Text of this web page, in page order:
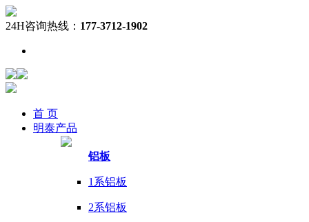
24H咨询热线： 177-3712-1902
首 页
明泰产品
铝板
1系铝板
2系铝板